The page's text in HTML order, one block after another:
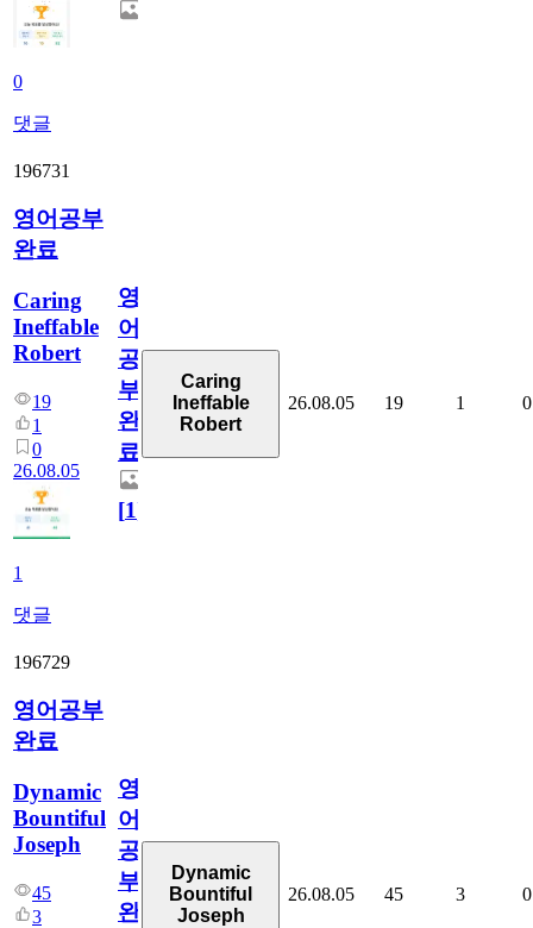
0
댓글
196731
영어공부
완료
Caring
Ineffable
Robert
19
1
0
26.08.05
1
댓글
영
어
공
부
완
료
[1]
Caring
Ineffable
Robert
26.08.05 19 1 0
196729
영어공부
완료
Dynamic
Bountiful
Joseph
45
3
영
어
공
부
완
Dynamic
Bountiful
Joseph
26.08.05 45 3 0